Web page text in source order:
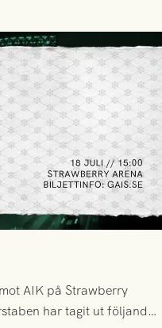
AIK på Strawberry
har tagit ut följande